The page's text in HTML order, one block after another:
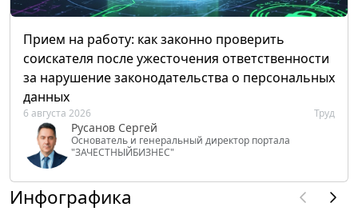
Прием на работу: как законно проверить
соискателя после ужесточения ответственности
за нарушение законодательства о персональных
данных
6 августа 2026 Труд
Русанов Сергей
Основатель и генеральный директор портала
"ЗАЧЕСТНЫЙБИЗНЕС"
Инфографика